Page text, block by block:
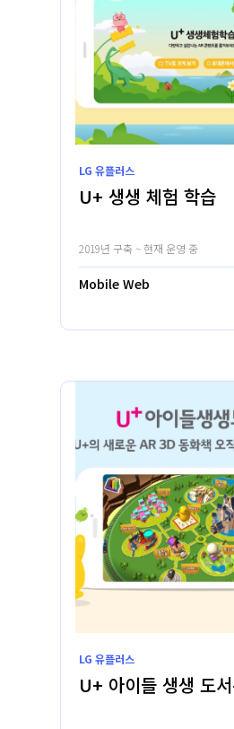
LG 유플러스
U+ 생생 체험 학습
2019년 구축 ~ 현재 운영 중
Mobile Web
LG 유플러스
U+ 아이들 생생 도